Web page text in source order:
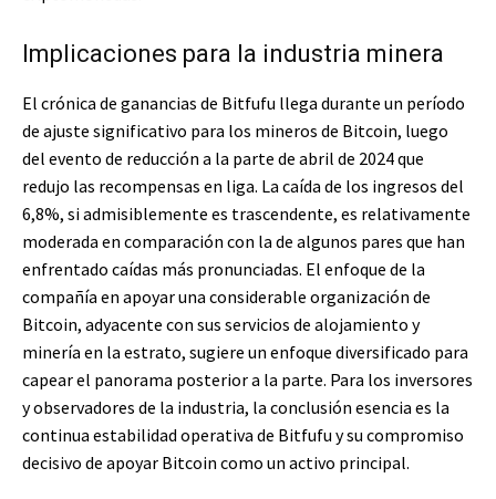
Implicaciones para la industria minera
El crónica de ganancias de Bitfufu llega durante un período
de ajuste significativo para los mineros de Bitcoin, luego
del evento de reducción a la parte de abril de 2024 que
redujo las recompensas en liga. La caída de los ingresos del
6,8%, si admisiblemente es trascendente, es relativamente
moderada en comparación con la de algunos pares que han
enfrentado caídas más pronunciadas. El enfoque de la
compañía en apoyar una considerable organización de
Bitcoin, adyacente con sus servicios de alojamiento y
minería en la estrato, sugiere un enfoque diversificado para
capear el panorama posterior a la parte. Para los inversores
y observadores de la industria, la conclusión esencia es la
continua estabilidad operativa de Bitfufu y su compromiso
decisivo de apoyar Bitcoin como un activo principal.